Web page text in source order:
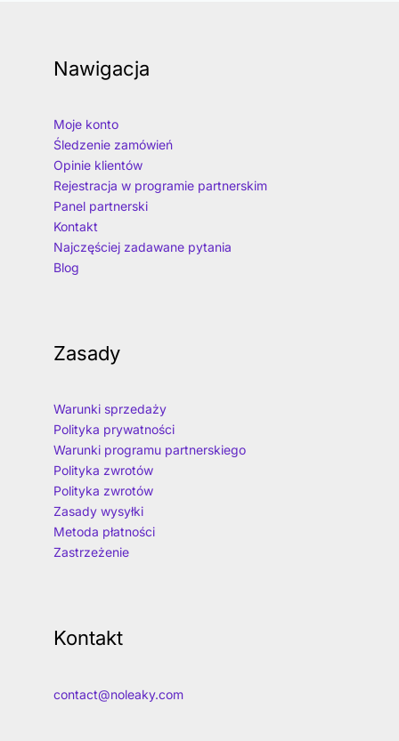
Nawigacja
Moje konto
Śledzenie zamówień
Opinie klientów
Rejestracja w programie partnerskim
Panel partnerski
Kontakt
Najczęściej zadawane pytania
Blog
Zasady
Warunki sprzedaży
Polityka prywatności
Warunki programu partnerskiego
Polityka zwrotów
Polityka zwrotów
Zasady wysyłki
Metoda płatności
Zastrzeżenie
Kontakt
contact@noleaky.com